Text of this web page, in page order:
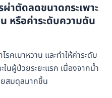
าตัดลดขนาดกระเพาะ
น หรือค่าระดับความดัน
คเบาหวาน และทำให้ค่าระดับ
นผู้ป่วยระยะแรก เนื่องจากน้ำ
ยสมดุลมากขึ้น